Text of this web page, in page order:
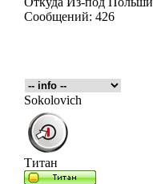
Сообщений: 426
Sokolovich
Титан